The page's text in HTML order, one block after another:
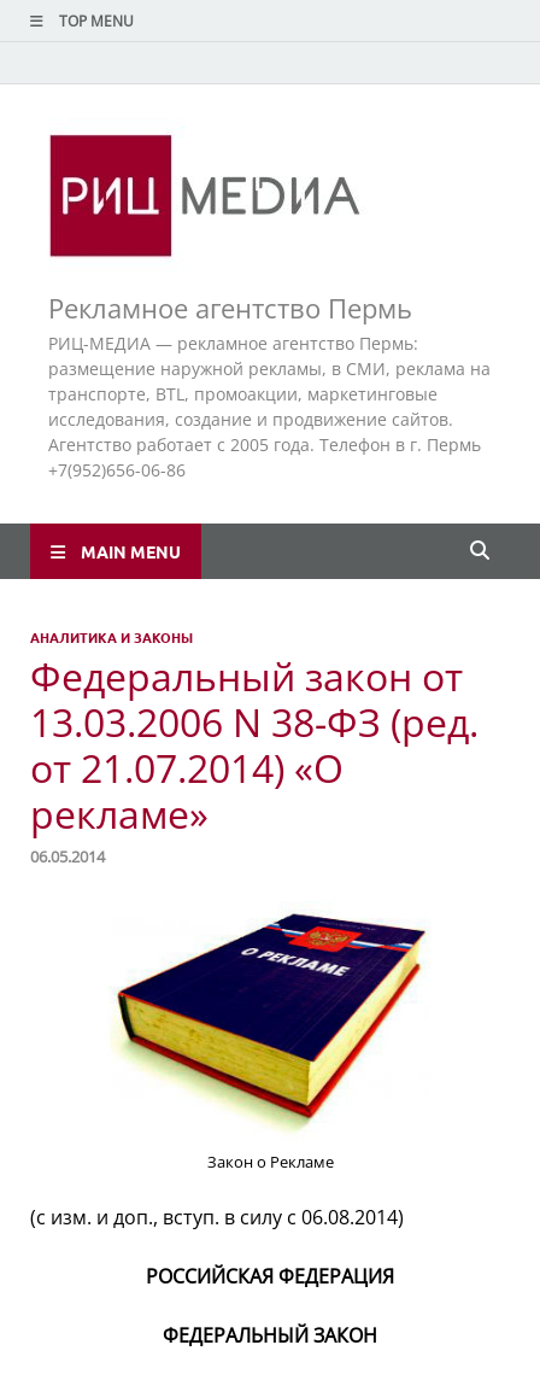
TOP MENU
Рекламное агентство Пермь
РИЦ-МЕДИА — рекламное агентство Пермь:
размещение наружной рекламы, в СМИ, реклама на
транспорте, BTL, промоакции, маркетинговые
исследования, создание и продвижение сайтов.
Агентство работает с 2005 года. Телефон в г. Пермь
+7(952)656-06-86
MAIN MENU
АНАЛИТИКА И ЗАКОНЫ
Федеральный закон от
13.03.2006 N 38-ФЗ (ред.
от 21.07.2014) «О
рекламе»
06.05.2014
Закон о Рекламе
(с изм. и доп., вступ. в силу с 06.08.2014)
РОССИЙСКАЯ ФЕДЕРАЦИЯ
ФЕДЕРАЛЬНЫЙ ЗАКОН